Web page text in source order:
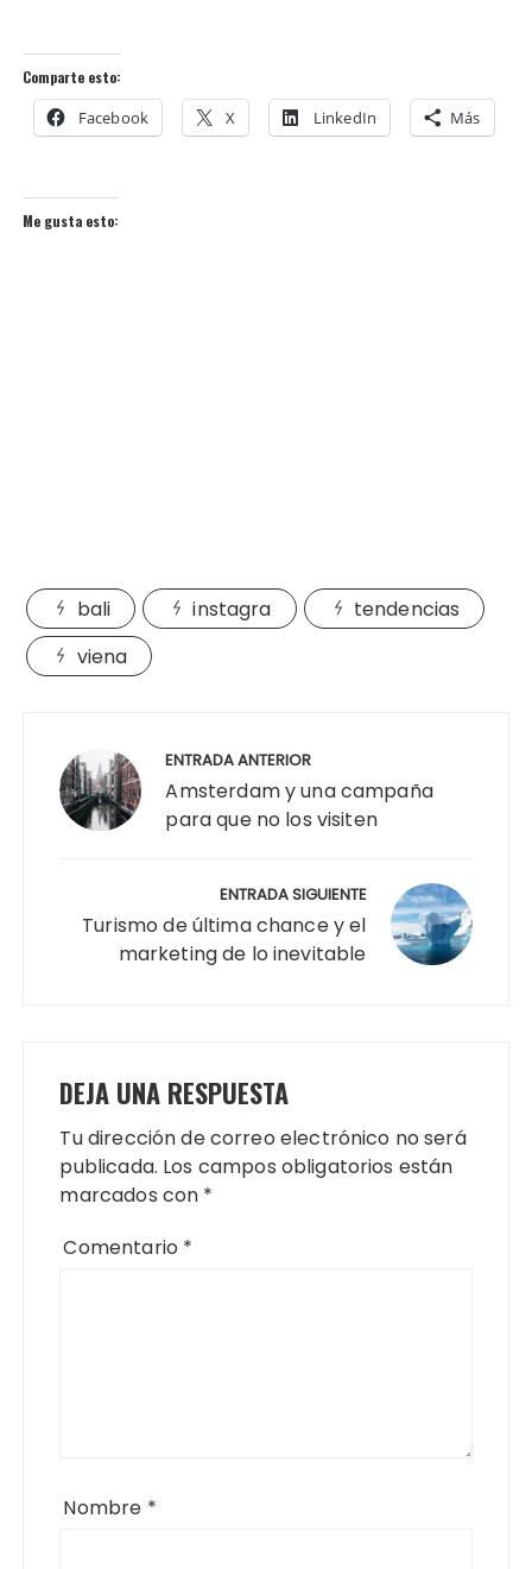
Comparte esto:
Facebook X LinkedIn Más
Me gusta esto:
bali instagra
tendencias
viena
entradas
ENTRADA ANTERIOR
Amsterdam y una campaña
para que no los visiten
ENTRADA SIGUIENTE
Turismo de última chance y el
marketing de lo inevitable
DEJA UNA RESPUESTA
Tu dirección de correo electrónico no será
publicada. Los campos obligatorios están
marcados con *
Comentario *
Nombre *